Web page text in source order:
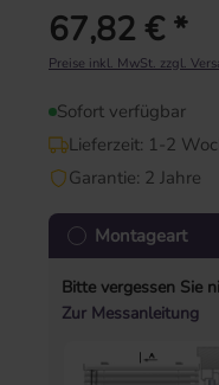
Regulärer Preis:
67,82 € *
Preise inkl. MwSt. zzgl.
Sofort verfügbar
Lieferzeit: 1-2
Garantie: 2 Jahre
Montageart
Bitte vergessen Sie
Zur Messanleitung